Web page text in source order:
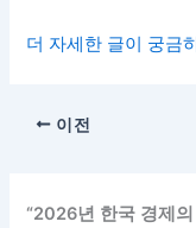
더 자세한 글이 궁금
이전
“2026년 한국 경제